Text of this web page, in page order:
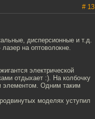
# 13
дисперсионные и т.д.
на оптоволокне.
электрической
отдыхает :). На колбочку
элементом. Одним таким
моделях уступил